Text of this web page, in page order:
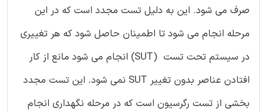
صرف می شود. این به دلیل تست مجدد است که در این
مرحله انجام می شود تا اطمینان حاصل شود که هر تغییری
در سیستم تحت تست (SUT) انجام می شود مانع از کار
افتادن عناصر بدون تغییر SUT نمی شود. این تست مجدد
بخشی از تست رگرسیون است که در مرحله نگهداری انجام